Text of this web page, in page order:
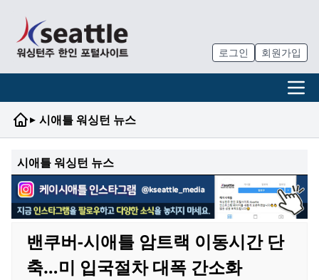
로그인 회원가입
▸ 시애틀 워싱턴 뉴스
시애틀 워싱턴 뉴스
밴쿠버-시애틀 암트랙 이동시간 단
축…미 입국절차 대폭 간소화